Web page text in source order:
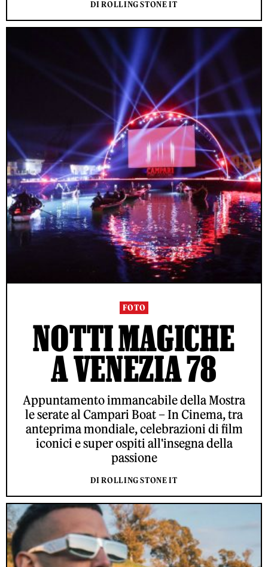
DI ROLLING STONE IT
FOTO
NOTTI MAGICHE
A VENEZIA 78
Appuntamento immancabile della Mostra
le serate al Campari Boat – In Cinema, tra
anteprima mondiale, celebrazioni di film
iconici e super ospiti all'insegna della
passione
DI ROLLING STONE IT